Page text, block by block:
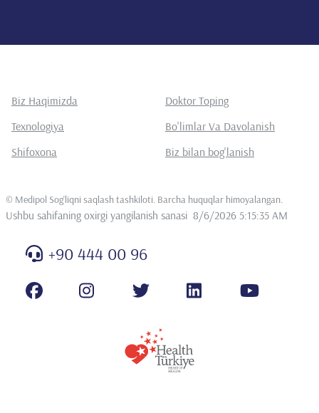
Biz Haqimizda
Doktor Toping
Texnologiya
Bo'limlar Va Davolanish
Shifoxona
Biz bilan bog'lanish
© Medipol Sog'liqni saqlash tashkiloti. Barcha huquqlar himoyalangan.
Ushbu sahifaning oxirgi yangilanish sanasi 8/6/2026 5:15:35 AM
+90 444 00 96